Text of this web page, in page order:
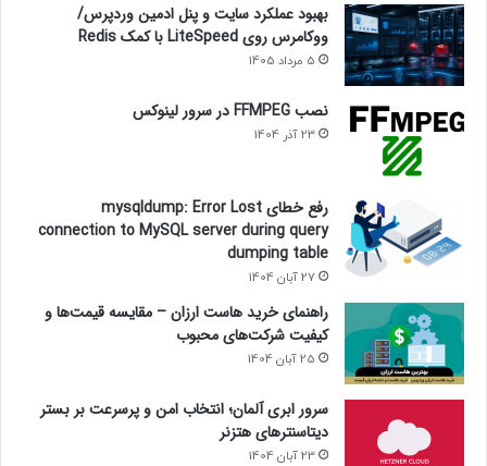
بهبود عملکرد سایت و پنل ادمین وردپرس/
ووکامرس روی LiteSpeed با کمک Redis
5 مرداد 1405
نصب FFMPEG در سرور لینوکس
23 آذر 1404
رفع خطای mysqldump: Error Lost
connection to MySQL server during query
dumping table
27 آبان 1404
راهنمای خرید هاست ارزان – مقایسه قیمت‌ها و
کیفیت شرکت‌های محبوب
25 آبان 1404
سرور ابری آلمان؛ انتخاب امن و پرسرعت بر بستر
دیتاسنترهای هتزنر
23 آبان 1404